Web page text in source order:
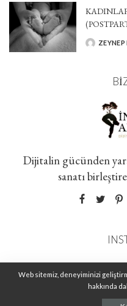
POSTED
Dijitalin gücünden
sanatı
Web sitemiz, deneyiminizi
hakkında